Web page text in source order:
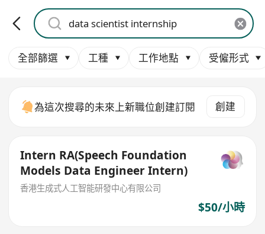
全部篩選 工種 工作地點 受僱形式
為這次搜尋的未來上新職位創建訂閱 創建
Intern RA(Speech Foundation
Models Data Engineer Intern)
香港生成式人工智能研發中心有限公司
$50/小時